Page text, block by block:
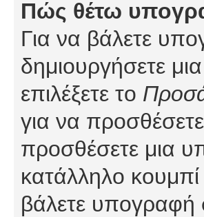
Πώς θέτω
Για να βάλετε
δημιουργήσετε
επιλέξετε το
για να
προσθέσετε μια
κατάλληλο
βάλετε υπογραφή